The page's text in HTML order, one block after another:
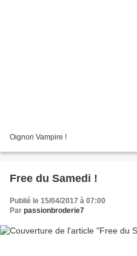
Oignon Vampire !
Free du Samedi !
Publié le 15/04/2017 à 07:00
Par passionbroderie7